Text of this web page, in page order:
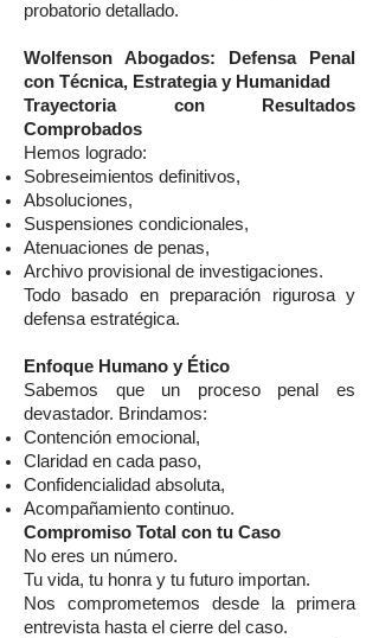
probatorio detallado.
Wolfenson Abogados: Defensa Penal
con Técnica, Estrategia y Humanidad
Trayectoria con Resultados
Comprobados
Hemos logrado:
Sobreseimientos definitivos,
Absoluciones,
Suspensiones condicionales,
Atenuaciones de penas,
Archivo provisional de investigaciones.
Todo basado en preparación rigurosa y
defensa estratégica.
Enfoque Humano y Ético
Sabemos que un proceso penal es
devastador. Brindamos:
Contención emocional,
Claridad en cada paso,
Confidencialidad absoluta,
Acompañamiento continuo.
Compromiso Total con tu Caso
No eres un número.
Tu vida, tu honra y tu futuro importan.
Nos comprometemos desde la primera
entrevista hasta el cierre del caso.